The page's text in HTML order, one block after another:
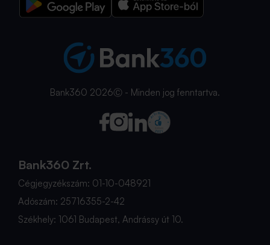
Bank360 2026Ⓒ - Minden jog fenntartva.
Bank360 Zrt.
Cégjegyzékszám: 01-10-048921
Adószám: 25716355-2-42
Székhely: 1061 Budapest, Andrássy út 10.